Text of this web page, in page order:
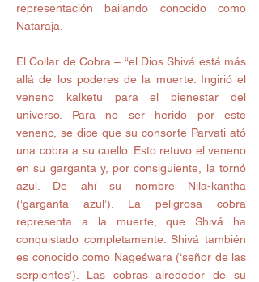
representación bailando conocido como
Nataraja.
El Collar de Cobra – “el Dios Shivá está más
allá de los poderes de la muerte. Ingirió el
veneno kalketu para el bienestar del
universo. Para no ser herido por este
veneno, se dice que su consorte Parvati ató
una cobra a su cuello. Esto retuvo el veneno
en su garganta y, por consiguiente, la tornó
azul. De ahí su nombre Nīla-kantha
(‘garganta azul’). La peligrosa cobra
representa a la muerte, que Shivá ha
conquistado completamente. Shivá también
es conocido como Nageśwara (‘señor de las
serpientes’). Las cobras alrededor de su